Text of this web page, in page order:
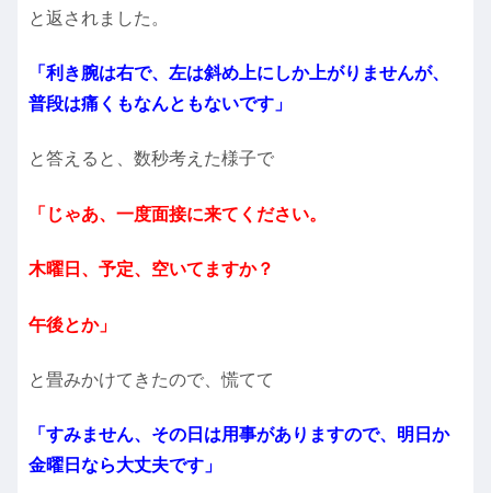
と返されました。
「利き腕は右で、左は斜め上にしか上がりませんが、
普段は痛くもなんともないです」
と答えると、数秒考えた様子で
「じゃあ、一度面接に来てください。
木曜日、予定、空いてますか？
午後とか」
と畳みかけてきたので、慌てて
「すみません、その日は用事がありますので、明日か
金曜日なら大丈夫です」